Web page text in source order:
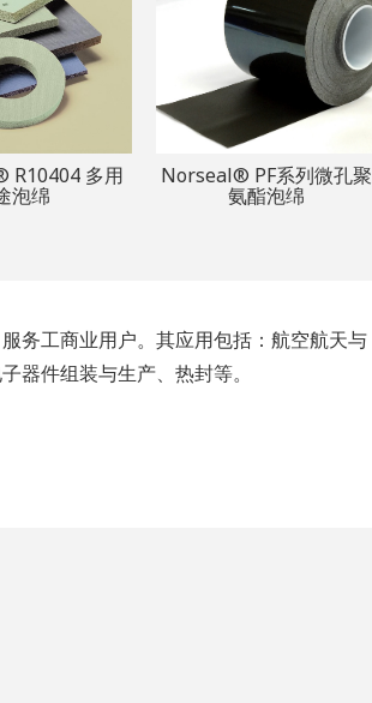
R10404 多用
泡绵
Norseal® PF系列微孔聚
氨酯泡绵
务工商业用户。其应用包括：航空航天与
器件组装与生产、热封等。